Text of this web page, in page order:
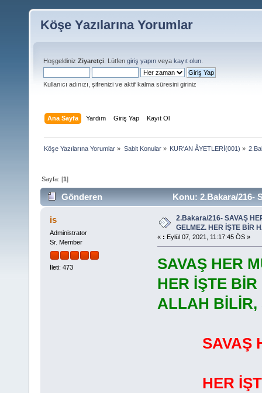
Köşe Yazılarına Yorumlar
Hoşgeldiniz Ziyaretçi . Lütfen giriş yapın veya kayıt olun
Kullanıcı adınızı, şifrenizi ve aktif kalma süresini giriniz
Ana Sayfa Yardım Giriş Yap Kayıt Ol
Köşe Yazılarına Yorumlar » Sabit Konular» KUR'AN ÂYETLERİ(001) »
Sayfa: [1]
Gönderen
Konu: 2.Bakara/216-
VARDIR (Okunma sayısı 15310 defa)
is
Administrator
Sr. Member
İleti: 473
2.Bakara/216- SAVAŞ
GELMEZ. HER İŞTE BİR
« : Eylül 07, 2021, 11:17:45 ÖS »
SAVAŞ HER
HER İŞTE
ALLAH BİLİR,
SAVAŞ
HER İŞTE